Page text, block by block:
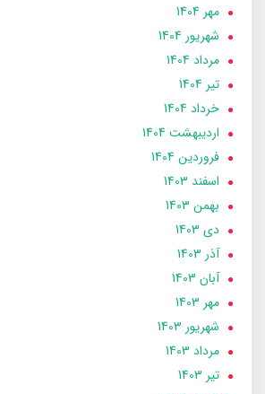
مهر 1404
شهریور 1404
مرداد 1404
تير 1404
خرداد 1404
ارديبهشت 1404
فروردین 1404
اسفند 1403
بهمن 1403
دی 1403
آذر 1403
آبان 1403
مهر 1403
شهریور 1403
مرداد 1403
تير 1403